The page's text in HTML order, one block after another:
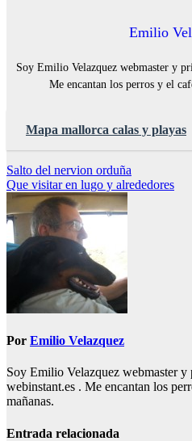
Emilio
Soy Emilio Velazquez webmaster y
Me encantan los perros y el
Mapa mallorca calas y playas
Navegación
de
entradas
Salto del nervion orduña
Que visitar en lugo y alrededores
Por Emilio Velazquez
Soy Emilio Velazquez webmaster y
webinstant.es . Me encantan los
mañanas.
Entrada relacionada